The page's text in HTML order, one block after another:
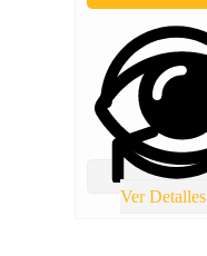
Ver Detalles